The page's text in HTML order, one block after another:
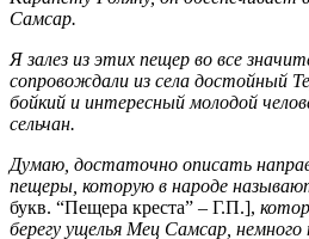
Самсар.
Я залез из этих пещер во все
сопровождали из села достойный
бойкий и интересный молодой
сельчан.
Думаю, достаточно описать
пещеры, которую в народе
букв. “Пещера креста” – Г.П.],
берегу ущелья Мец Самсар,